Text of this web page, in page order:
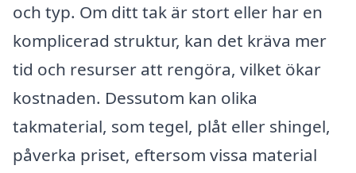
och typ. Om ditt tak är stort eller har en
komplicerad struktur, kan det kräva mer
tid och resurser att rengöra, vilket ökar
kostnaden. Dessutom kan olika
takmaterial, som tegel, plåt eller shingel,
påverka priset, eftersom vissa material